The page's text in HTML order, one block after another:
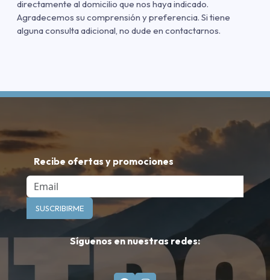
directamente al domicilio que nos haya indicado.
Agradecemos su comprensión y preferencia. Si tiene
alguna consulta adicional, no dude en contactarnos.
Recibe ofertas y promociones
Email
SUSCRIBIRME
Síguenos en nuestras redes: